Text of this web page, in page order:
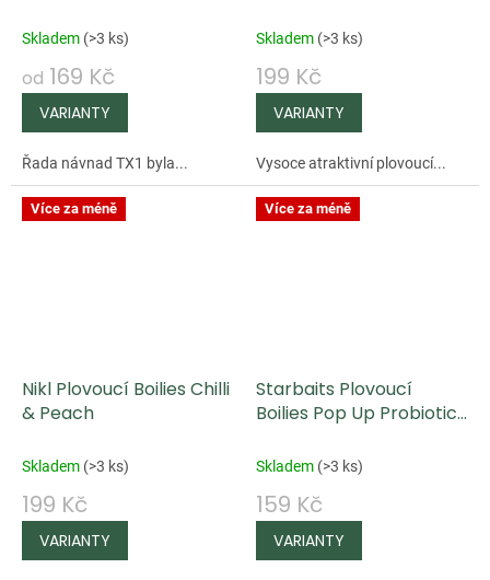
Skladem (>3 ks)
od 169 Kč
Řada návnad TX1 byla...
Skladem (>3 ks)
199 Kč
Vysoce atraktivní plovoucí...
Více za méně
Nikl Plovoucí Boilies Chilli
& Peach
Skladem (>3 ks)
199 Kč
Více za méně
Starbaits Plovoucí
Boilies Pop Up Probiotic
Skladem (>3 ks)
159 Kč